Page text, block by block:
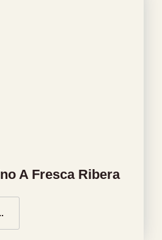
A Fresca Ribera